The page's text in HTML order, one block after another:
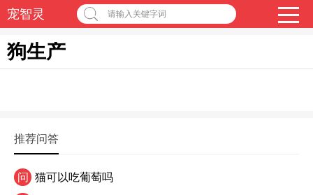
宠智灵 请输入关键字词
狗生产
推荐问答
问 猫可以吃葡萄吗